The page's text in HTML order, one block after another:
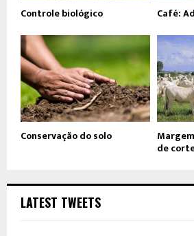
Controle biológico Café:
Conservação do solo
de
LATEST TWEETS